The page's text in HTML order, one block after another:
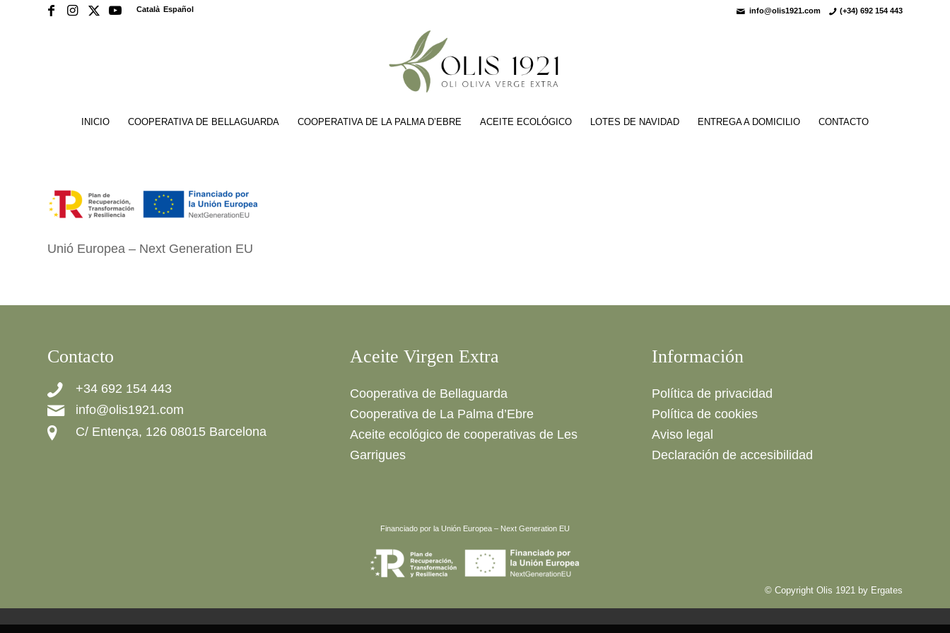
Català Español info@olis1921.com (+34) 692 154 443
INICIO COOPERATIVA DE BELLAGUARDA COOPERATIVA DE LA PALMA D’EBRE ACEITE ECOLÓGICO LOTES DE NAVIDAD ENTREGA A DOMICILIO CONTACTO
Unió Europea – Next Generation EU
Contacto
+34 692 154 443
info@olis1921.com
C/ Entença, 126 08015 Barcelona
Aceite Virgen Extra
Cooperativa de Bellaguarda
Cooperativa de La Palma d’Ebre
Aceite ecológico de cooperativas de Les
Garrigues
Información
Política de privacidad
Política de cookies
Aviso legal
Declaración de accesibilidad
Financiado por la Unión Europea – Next Generation EU
© Copyright Olis 1921 by Ergates